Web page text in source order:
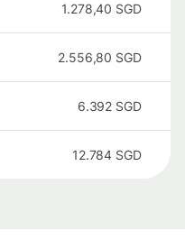
1.278,40 SGD
2.556,80 SGD
6.392 SGD
12.784 SGD